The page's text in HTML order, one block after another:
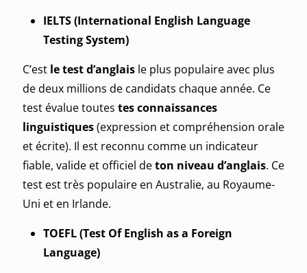
IELTS (International English Language
Testing System)
C’est le test d’anglais le plus populaire avec plus
de deux millions de candidats chaque année. Ce
test évalue toutes tes connaissances
linguistiques(expression et compréhension orale
et écrite). Il est reconnu comme un indicateur
fiable, valide et officiel deton niveau d’anglais. Ce
test est très populaire en Australie, au Royaume-
Uni et en Irlande.
TOEFL (Test Of English as a Foreign
Language)